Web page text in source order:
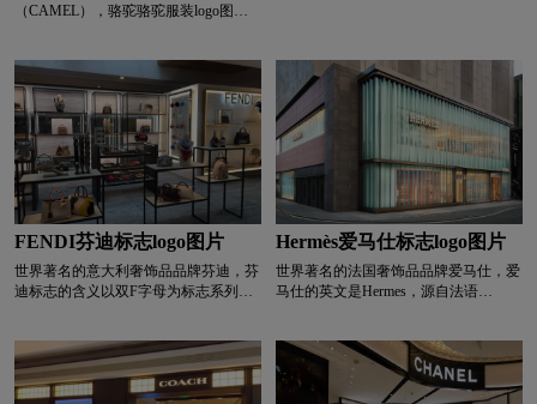
深绿色logo设计 深蓝色logo设计
深红色logo设计 生物logo设计 图书馆logo设计
涂料logo设计 碳酸饮料logo设计
T字母酒店logo设计 网络公司logo设计
卫视logo设计 威士忌logo设计 卫生巾logo设计
（CAMEL），骆驼骆驼服装logo图片
生命力强的动物。 企业节骆驼形象直
观地展示了企业顽强的生命力和创造
力。 在图案的底部，大气的字母“骆驼”
与图案相搭配，提高了logo的档次，给
人一种古朴而庄重的感觉。 标志以棕
色表示，符合产品休闲档次的定位。
美国，维多利亚的秘密有超过 1000 家
店铺销售超模代言的性感内衣。
FENDI芬迪标志logo图片
世界著名的意大利奢饰品品牌芬迪，芬
迪标志的含义以双F字母为标志系列。
logo经常不经意地出现在Fendi的服装、
配饰等细节中，后来甚至成为了布料上
的图案。
Hermès爱马仕标志logo图片
世界著名的法国奢饰品品牌爱马仕，爱
马仕的英文是Hermes，源自法语
家的，这在它的logo上就体现出来了。
不难发现，色彩设计的图案颇为有趣。
图上是两座四轮马车，由车主亲自操